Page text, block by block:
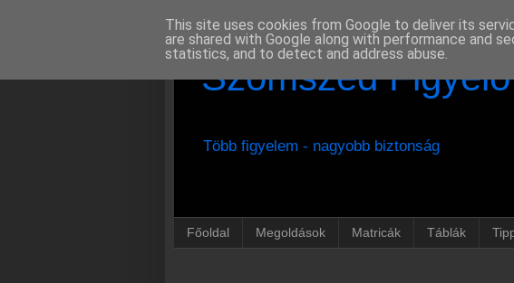
Szomszéd
Több figyelem - nagyobb biztonság
Főoldal Megoldások Matricák Táblák
This site uses cookies from Google to deliver its
are shared with Google along with performance and
statistics, and to detect and address abuse.